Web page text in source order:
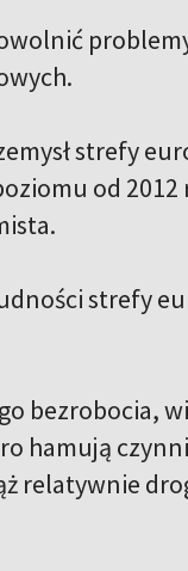
strefy
od 2012
strefy
bezrobocia,
hamują
relatywnie